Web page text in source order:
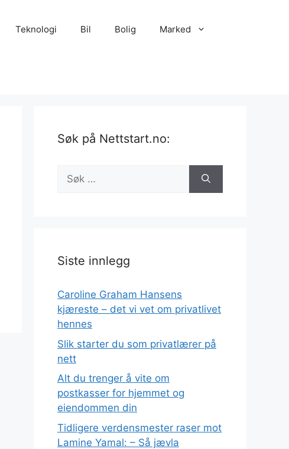
Teknologi Bil Bolig Marked
Søk på Nettstart.no:
Søk
etter:
Siste innlegg
Caroline Graham Hansens
kjæreste – det vi vet om privatlivet
hennes
Slik starter du som privatlærer på
nett
Alt du trenger å vite om
postkasser for hjemmet og
eiendommen din
Tidligere verdensmester raser mot
Lamine Yamal: – Så jævla